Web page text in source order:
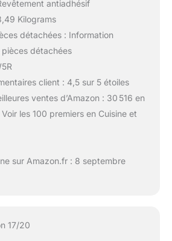
antiadhésif
Kilograms
détachées : Information
détachées
client : 4,5 sur 5 étoiles
ventes d’Amazon : 30 516 en
les 100 premiers en Cuisine et
sur Amazon.fr : 8 septembre
17/20